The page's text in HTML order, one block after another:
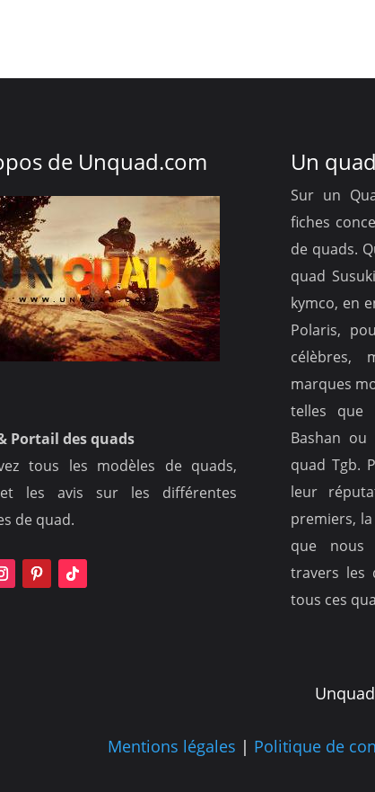
de Unquad.com
Portail des quads
tous les modèles de quads,
et les avis sur les différentes
de quad.
Un quad
Sur un
fiches
de quads.
quad
kymco, en
Polaris,
célèbres,
marques
telles que
Bashan
quad Tgb.
leur
premiers, la
que nous
travers les
tous ces
Mentions légales | Politique de